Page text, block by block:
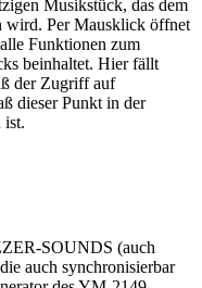
Musikstück, das dem
wird. Per Mausklick öffnet
Funktionen zum
beinhaltet. Hier fällt
der Zugriff auf
dieser Punkt in der
ist.
SOUNDS (auch
auch synchronisierbar